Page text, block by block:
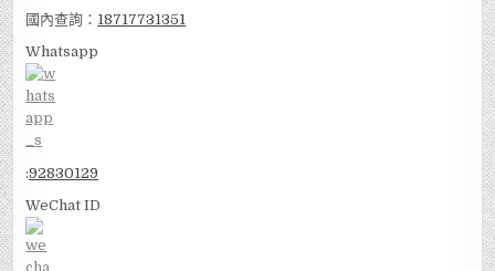
國內查詢： 18717731351
Whatsapp
:92830129
WeChat ID